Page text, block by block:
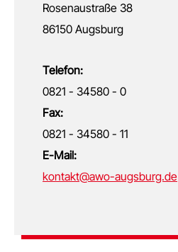
Rosenaustraße 38
86150 Augsburg
Telefon:
0821 - 34580 - 0
Fax:
0821 - 34580 - 11
E-Mail:
kontakt@awo-augsburg.de